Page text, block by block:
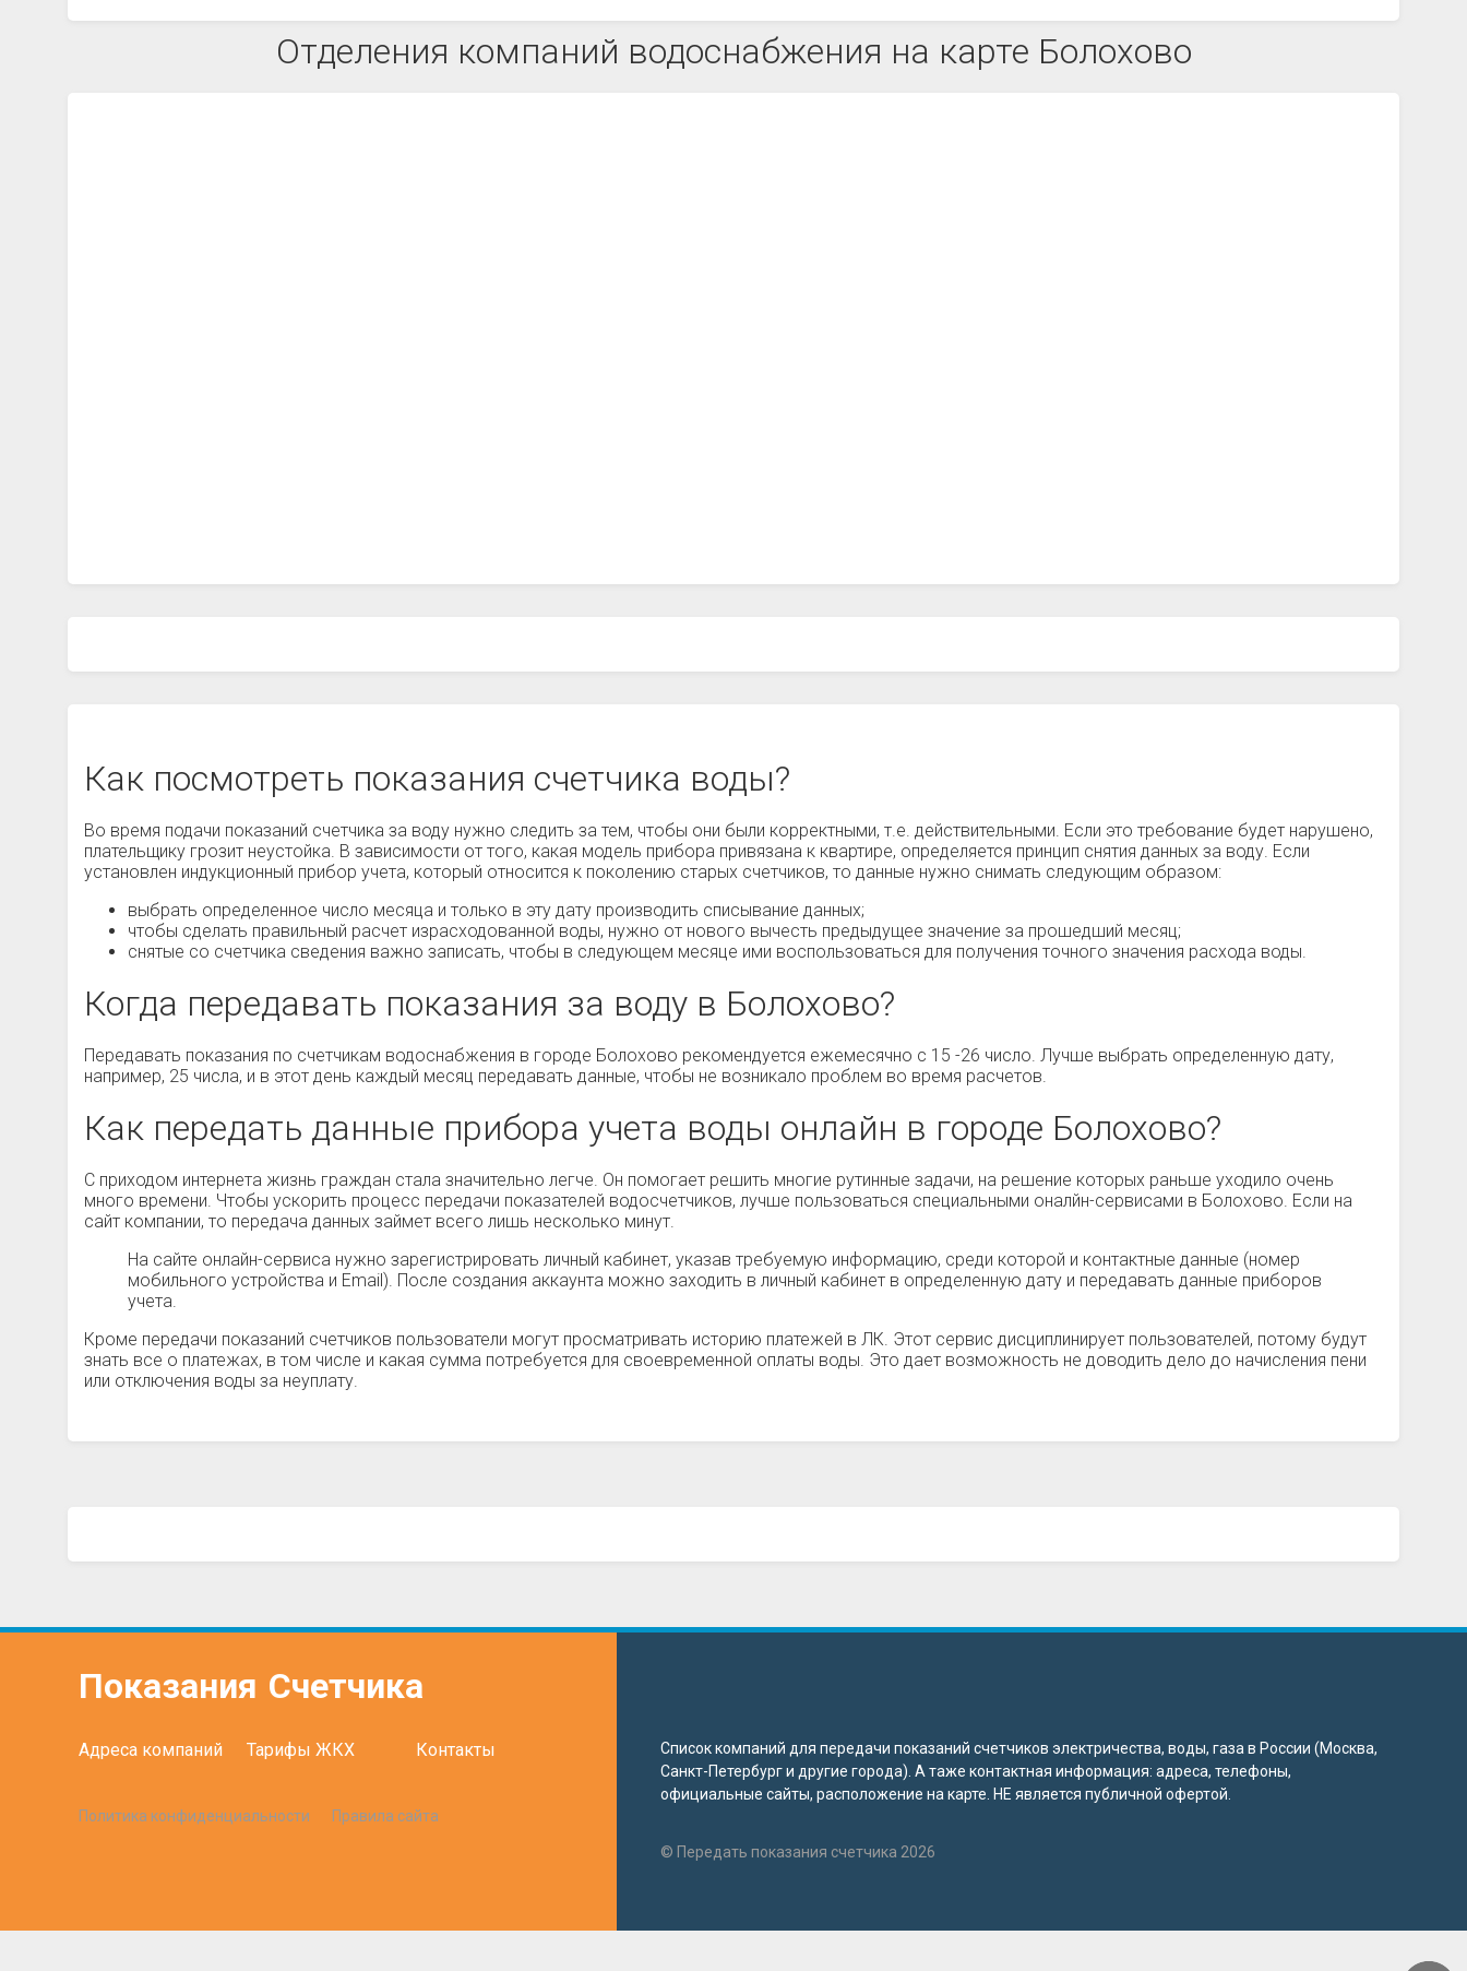
Отделения компаний водоснабжения на карте Болохово
Как посмотреть показания счетчика воды?
Во время подачи показаний счетчика за воду нужно следить за тем, чтобы они были корректными, т.е. действительными. Если это требование будет нарушено,
плательщику грозит неустойка. В зависимости от того, какая модель прибора привязана к квартире, определяется принцип снятия данных за воду. Если
установлен индукционный прибор учета, который относится к поколению старых счетчиков, то данные нужно снимать следующим образом:
выбрать определенное число месяца и только в эту дату производить списывание данных;
чтобы сделать правильный расчет израсходованной воды, нужно от нового вычесть предыдущее значение за прошедший месяц;
снятые со счетчика сведения важно записать, чтобы в следующем месяце ими воспользоваться для получения точного значения расхода воды.
Когда передавать показания за воду в Болохово?
Передавать показания по счетчикам водоснабжения в городе Болохово рекомендуется ежемесячно с 15 -26 число. Лучше выбрать определенную дату,
например, 25 числа, и в этот день каждый месяц передавать данные, чтобы не возникало проблем во время расчетов.
Как передать данные прибора учета воды онлайн в городе Болохово?
С приходом интернета жизнь граждан стала значительно легче. Он помогает решить многие рутинные задачи, на решение которых раньше уходило очень
много времени. Чтобы ускорить процесс передачи показателей водосчетчиков, лучше пользоваться специальными оналйн-сервисами в Болохово. Если на
сайт компании, то передача данных займет всего лишь несколько минут.
На сайте онлайн-сервиса нужно зарегистрировать личный кабинет, указав требуемую информацию, среди которой и контактные данные (номер
мобильного устройства и Email). После создания аккаунта можно заходить в личный кабинет в определенную дату и передавать данные приборов
учета.
Кроме передачи показаний счетчиков пользователи могут просматривать историю платежей в ЛК. Этот сервис дисциплинирует пользователей, потому будут
знать все о платежах, в том числе и какая сумма потребуется для своевременной оплаты воды. Это дает возможность не доводить дело до начисления пени
или отключения воды за неуплату.
Показания Счетчика
Адреса компаний Тарифы ЖКХ Контакты
Политика конфиденциальности Правила сайта
Список компаний для передачи показаний счетчиков электричества, воды, газа в России (Москва,
Санкт-Петербург и другие города). А таже контактная информация: адреса, телефоны,
официальные сайты, расположение на карте. НЕ является публичной офертой.
© Передать показания счетчика 2026